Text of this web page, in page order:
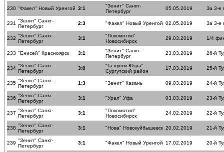
230 "Факел" Новый Уренгой 3:1
"Зенит" Санкт-
Петербург
05.05.2019 За 3-е
231 "Зенит" Санкт-
Петербург
2:3 "Факел" Новый Уренгой 02.05.2019 За 3-е
232 "Зенит" Санкт-
Петербург
3:1
"Локомотив"
Новосибирск
29.03.2019 1/4
233 "Енисей" Красноярск 3:1
"Зенит" Санкт-
Петербург
23.03.2019 26-й
234 "Зенит" Санкт-
Петербург
3:0
"Газпром-Югра"
Сургутский район
17.03.2019 25-й
235 "Зенит" Санкт-
Петербург
1:3 "Зенит" Казань 09.03.2019 24-й
236 "Зенит" Санкт-
Петербург
3:1 "Урал" Уфа 03.03.2019 23-й
237 "Зенит" Санкт-
Петербург
3:1
"Локомотив"
Новосибирск
24.02.2019 22-й
238 "Зенит" Санкт-
Петербург
3:1 "Нова" Новокуйбышевск 20.02.2019 21-й
239 "Зенит" Санкт-
Петербург
3:1 "Факел" Новый Уренгой 17.02.2019 20-й